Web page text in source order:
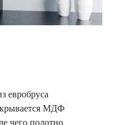
евробруса
МДФ
чего полотно